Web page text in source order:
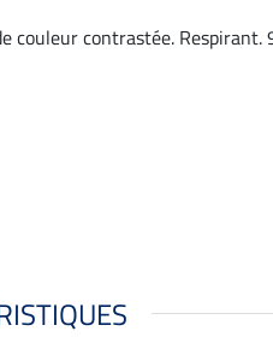
contrastée. Respirant.